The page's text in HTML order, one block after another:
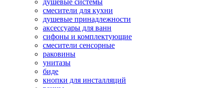
душевые системы
смесители для кухни
душевые принадлежности
аксессуары для ванн
сифоны и комплектующие
смесители сенсорные
раковины
унитазы
биде
кнопки для инсталляций